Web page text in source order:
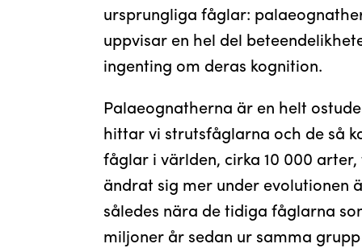
ursprungliga fåglar:
uppvisar en hel del
ingenting om deras kognition.
Palaeognatherna är en helt
hittar vi strutsfåglarna och de så
fåglar i världen, cirka 10 000
ändrat sig mer under evolutionen
således nära de tidiga fåglarna
miljoner år sedan ur samma